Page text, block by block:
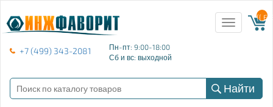
+7 (499) 343-2081
Пн-пт: 9:00-18:00
Сб и вс: выходной
Toggle
navigation
{{
Найти